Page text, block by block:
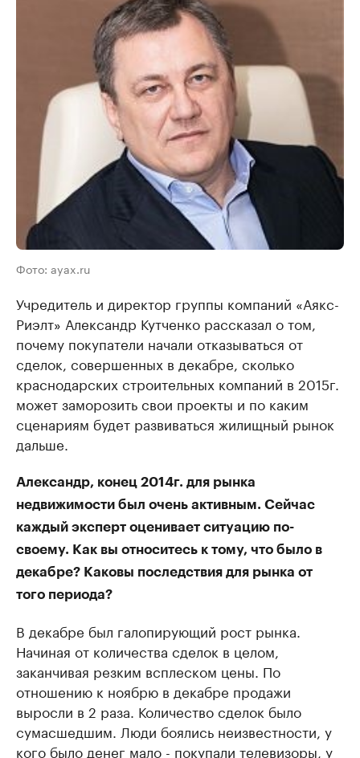
Фото: ayax.ru
Учредитель и директор группы компаний «Аякс-
Риэлт» Александр Кутченко рассказал о том,
почему покупатели начали отказываться от
сделок, совершенных в декабре, сколько
краснодарских строительных компаний в 2015г.
может заморозить свои проекты и по каким
сценариям будет развиваться жилищный рынок
дальше.
Александр, конец 2014г. для рынка
недвижимости был очень активным. Сейчас
каждый эксперт оценивает ситуацию по-
своему. Как вы относитесь к тому, что было в
декабре? Каковы последствия для рынка от
того периода?
В декабре был галопирующий рост рынка.
Начиная от количества сделок в целом,
заканчивая резким всплеском цены. По
отношению к ноябрю в декабре продажи
выросли в 2 раза. Количество сделок было
сумасшедшим. Люди боялись неизвестности, у
кого было денег мало - покупали телевизоры, у